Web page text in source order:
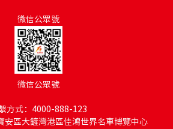
微信公眾號
微信公眾號
方式：4000-888-123
安區大鏟灣港區佳鴻世界名車博覽中心